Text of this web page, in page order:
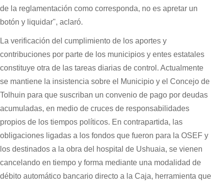
de la reglamentación como corresponda, no es apretar un
botón y liquidar", aclaró.
La verificación del cumplimiento de los aportes y
contribuciones por parte de los municipios y entes estatales
constituye otra de las tareas diarias de control. Actualmente
se mantiene la insistencia sobre el Municipio y el Concejo de
Tolhuin para que suscriban un convenio de pago por deudas
acumuladas, en medio de cruces de responsabilidades
propios de los tiempos políticos. En contrapartida, las
obligaciones ligadas a los fondos que fueron para la OSEF y
los destinados a la obra del hospital de Ushuaia, se vienen
cancelando en tiempo y forma mediante una modalidad de
débito automático bancario directo a la Caja, herramienta que